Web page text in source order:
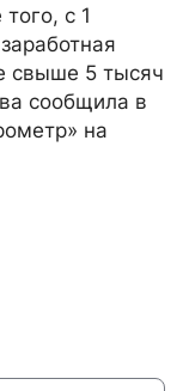
с 1
свыше 5 тысяч
сообщила в
на